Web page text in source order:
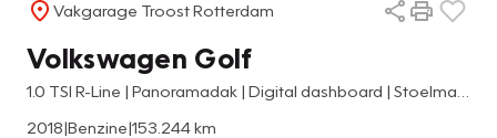
Vakgarage Troost Rotterdam
Volkswagen Golf
2018|Benzine|153.244 km